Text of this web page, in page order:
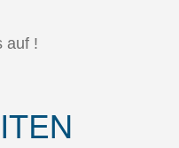
auf !